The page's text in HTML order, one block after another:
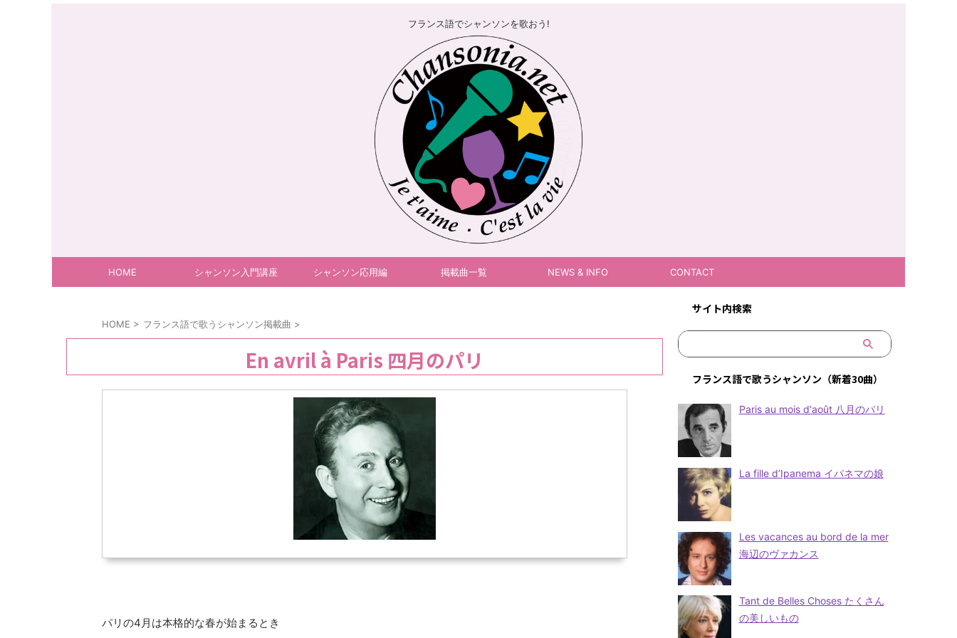
フランス語でシャンソンを歌おう!
HOME シャンソン入門講座 シャンソン応用編 掲載曲一覧 NEWS & INFO CONTACT
HOME > フランス語で歌うシャンソン掲載曲 >
En avril à Paris 四月のパリ
パリの4月は本格的な春が始まるとき
サイト内検索
フランス語で歌うシャンソン（新着30曲）
Paris au mois d'août 八月のパリ
La fille d’Ipanema イパネマの娘
Les vacances au bord de la mer
海辺のヴァカンス
Tant de Belles Choses たくさん
の美しいもの